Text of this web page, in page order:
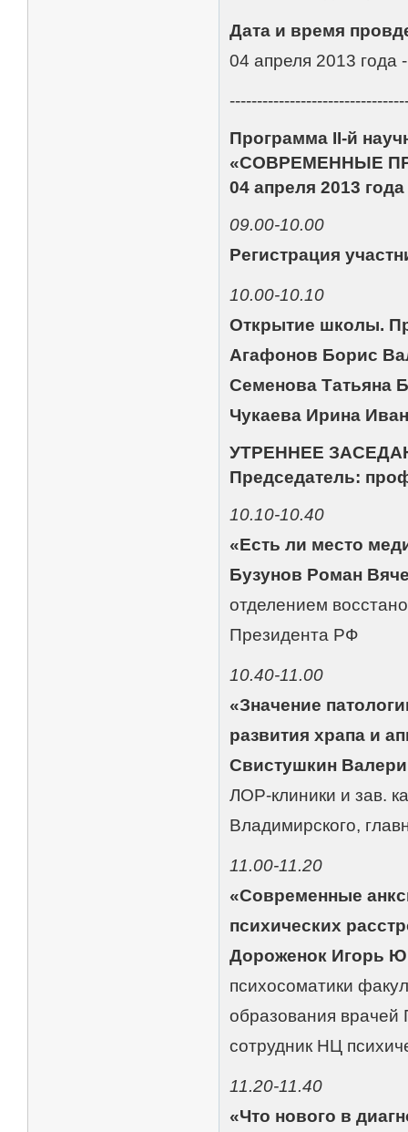
Дата и время
04 апреля 2013 года
Программа II-й
«СОВРЕМЕННЫЕ
04 апреля 2013 года
09.00-10.00
Регистрация
10.00-10.10
Открытие школы.
Агафонов Борис
Семенова Татьяна
Чукаева Ирина
УТРЕННЕЕ
Председатель:
10.10-10.40
«Есть ли место
Бузунов Роман
отделением
Президента РФ
10.40-11.00
«Значение
развития храпа и
Свистушкин
ЛОР-клиники и зав.
Владимирского,
11.00-11.20
«Современные
психических
Дороженок Игорь
психосоматики
образования
сотрудник НЦ
11.20-11.40
«Что нового в